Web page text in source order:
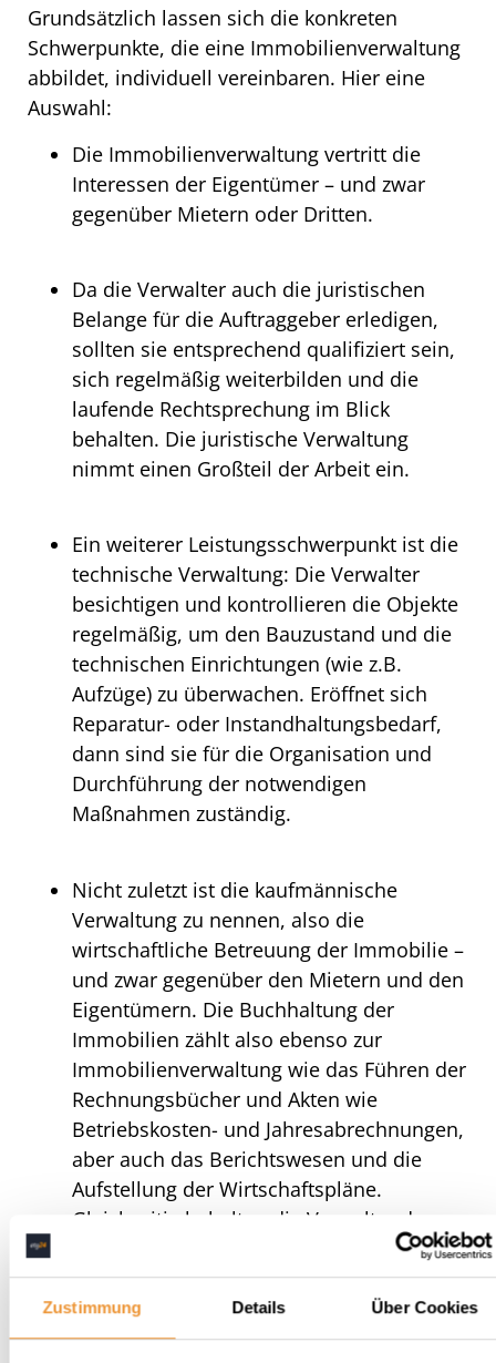
Zustimmung Details Über Cookies
Grundsätzlich lassen sich die konkreten
Schwerpunkte, die eine Immobilienverwaltung
abbildet, individuell vereinbaren. Hier eine
Auswahl:
Die Immobilienverwaltung vertritt die
Interessen der Eigentümer – und zwar
gegenüber Mietern oder Dritten.
Da die Verwalter auch die juristischen
Belange für die Auftraggeber erledigen,
sollten sie entsprechend qualifiziert sein,
sich regelmäßig weiterbilden und die
laufende Rechtsprechung im Blick
behalten. Die juristische Verwaltung
nimmt einen Großteil der Arbeit ein.
Ein weiterer Leistungsschwerpunkt ist die
technische Verwaltung: Die Verwalter
besichtigen und kontrollieren die Objekte
regelmäßig, um den Bauzustand und die
technischen Einrichtungen (wie z.B.
Aufzüge) zu überwachen. Eröffnet sich
Reparatur- oder Instandhaltungsbedarf,
dann sind sie für die Organisation und
Durchführung der notwendigen
Maßnahmen zuständig.
Nicht zuletzt ist die kaufmännische
Verwaltung zu nennen, also die
wirtschaftliche Betreuung der Immobilie –
und zwar gegenüber den Mietern und den
Eigentümern. Die Buchhaltung der
Immobilien zählt also ebenso zur
Immobilienverwaltung wie das Führen der
Rechnungsbücher und Akten wie
Betriebskosten- und Jahresabrechnungen,
aber auch das Berichtswesen und die
Aufstellung der Wirtschaftspläne.
Gleichzeitig behalten die Verwalter den
Mietspiegel im Auge, um bei Bedarf
Anpassungen einleiten zu können.